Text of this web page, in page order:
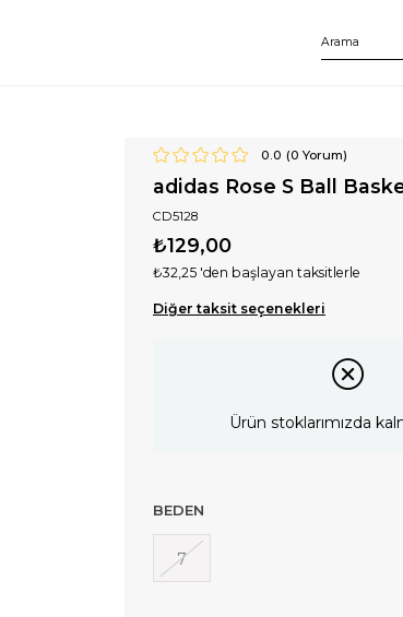
0.0 (0 Yorum)
adidas Rose S Ball
CD5128
₺129,00
₺32,25 'den başlayan taksitlerle
Diğer taksit seçenekleri
Ürün stoklarımızda
BEDEN
7